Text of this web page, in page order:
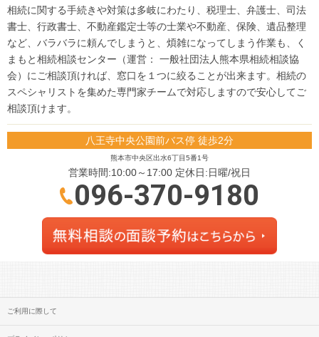
相続に関する手続きや対策は多岐にわたり、税理士、弁護士、司法
書士、行政書士、不動産鑑定士等の士業や不動産、保険、遺品整理
など、バラバラに頼んでしまうと、煩雑になってしまう作業も、く
まもと相続相談センター（運営： 一般社団法人熊本県相続相談協
会）にご相談頂ければ、窓口を１つに絞ることが出来ます。相続の
スペシャリストを集めた専門家チームで対応しますので安心してご
相談頂けます。
八王寺中央公園前バス停 徒歩2分
熊本市中央区出水6丁目5番1号
営業時間:10:00～17:00 定休日:日曜/祝日
096-370-9180
ご利用に際して